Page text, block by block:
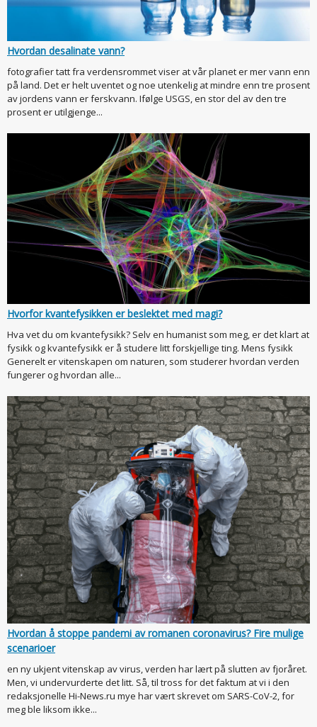
Hvordan desalinate vann?
fotografier tatt fra verdensrommet viser at vår planet er mer vann enn
på land. Det er helt uventet og noe utenkelig at mindre enn tre prosent
av jordens vann er ferskvann. Ifølge USGS, en stor del av den tre
prosent er utilgjenge...
Hvorfor kvantefysikken er beslektet med magi?
Hva vet du om kvantefysikk? Selv en humanist som meg, er det klart at
fysikk og kvantefysikk er å studere litt forskjellige ting. Mens fysikk
Generelt er vitenskapen om naturen, som studerer hvordan verden
fungerer og hvordan alle...
Hvordan å stoppe pandemi av romanen coronavirus? Fire mulige
scenarioer
en ny ukjent vitenskap av virus, verden har lært på slutten av fjoråret.
Men, vi undervurderte det litt. Så, til tross for det faktum at vi i den
redaksjonelle Hi-News.ru mye har vært skrevet om SARS-CoV-2, for
meg ble liksom ikke...